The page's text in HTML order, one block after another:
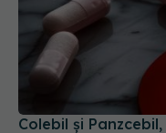
Colebil și
ANMDMR explică